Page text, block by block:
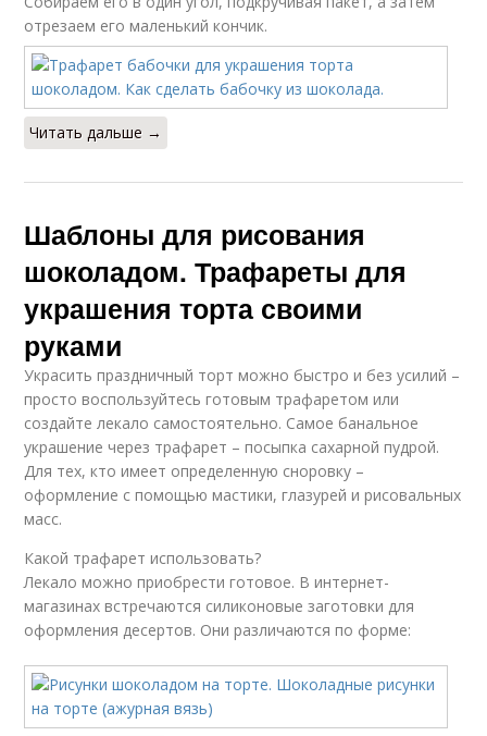
отрезаем его маленький кончик.
Читать дальше →
Шаблоны для рисования
шоколадом. Трафареты для
украшения торта своими
руками
Украсить праздничный торт можно быстро и без усилий –
просто воспользуйтесь готовым трафаретом или
создайте лекало самостоятельно. Самое банальное
украшение через трафарет – посыпка сахарной пудрой.
Для тех, кто имеет определенную сноровку –
оформление с помощью мастики, глазурей и рисовальных
масс.
Какой трафарет использовать?
Лекало можно приобрести готовое. В интернет-
магазинах встречаются силиконовые заготовки для
оформления десертов. Они различаются по форме: